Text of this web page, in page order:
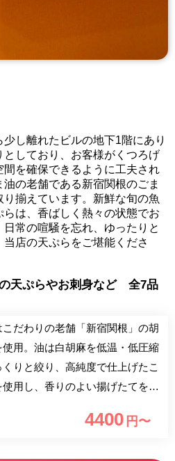
し離れたビルの地下1階にあり
としており、お客様がくつろげ
を確保できるように工夫され
の老舗である新宿関根のごま
揃えています。新鮮な旬の魚
は、香ばしく熱々の状態でお
常の喧騒を忘れ、ゆったりと
店の天ぷらをご堪能くださ
の天ぷらやお刺身など 全7品
こだわりの老舗「新宿関根」の胡
使用。油は白胡麻を低温・低圧縮
くりと絞り、高純度で仕上げたこ
使用し、香りのよい揚げたてをご
食べて頂きたい一品です。食材の
4400 円〜